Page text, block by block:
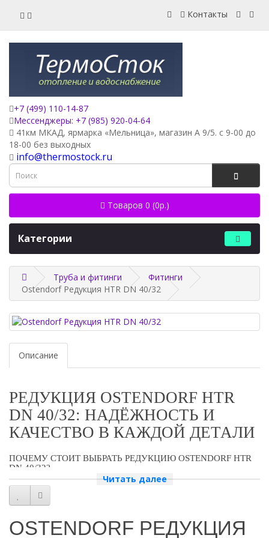
Контакты
+7 (499) 110-14-87
Мессенджеры: +7 (985) 920-04-64
41км МКАД, ярмарка «Мельница», магазин А 9/5. с 9-00 до
18-00 без выходных
info@thermostock.ru
Товаров 0 (0р.)
Категории
Труба и фитинги
Фитинги
Ostendorf Редукция HTR DN 40/32
Описание
РЕДУКЦИЯ OSTENDORF HTR
DN 40/32: НАДЁЖНОСТЬ И
КАЧЕСТВО В КАЖДОЙ ДЕТАЛИ
ПОЧЕМУ СТОИТ ВЫБРАТЬ РЕДУКЦИЮ OSTENDORF HTR
DN 40/32?
Редукция Ostendorf HTR DN 40/32 — это высококачественный
продукт, который обеспечивает надёжное и безопасное соединение
который устойчив к коррозии и механическим повреждениям.
Благодаря своей конструкции, редукция обеспечивает
Читать далее
OSTENDORF РЕДУКЦИЯ